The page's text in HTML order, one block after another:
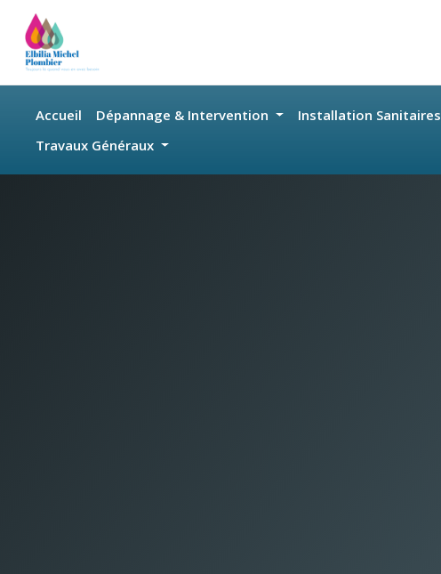
Skip to main content
Accueil Dépannage & Intervention Installation Sanitaires
Travaux Généraux